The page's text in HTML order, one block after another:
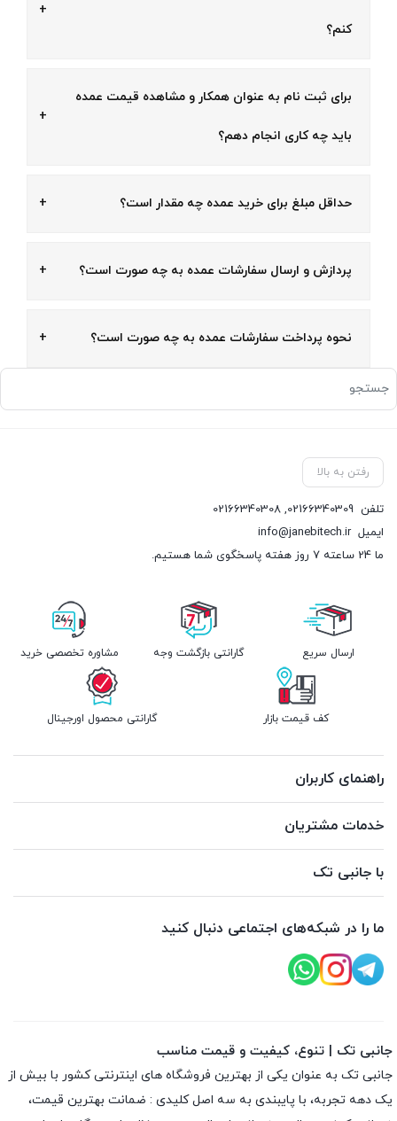
کنم؟
برای ثبت نام به عنوان همکار و مشاهده قیمت عمده
باید چه کاری انجام دهم؟
حداقل مبلغ برای خرید عمده چه مقدار است؟
پردازش و ارسال سفارشات عمده به چه صورت است؟
نحوه پرداخت سفارشات عمده به چه صورت است؟
رفتن به بالا
تلفن 02166340309
,
02166340308
ایمیلinfo@janebitech.ir
ما 24 ساعته 7 روز هفته پاسخگوی شما هستیم.
ارسال سریع گارانتی بازگشت وجه مشاوره تخصصی خرید
کف قیمت بازار گارانتی محصول اورجینال
راهنمای کاربران
خدمات مشتریان
با جانبی تک
ما را در شبکه‌های اجتماعی دنبال کنید
جانبی تک | تنوع، کیفیت و قیمت مناسب
جانبی تک به عنوان یکی از بهترین فروشگاه های اینترنتی کشور با بیش از
یک دهه تجربه، با پایبندی به سه اصل کلیدی : ضمانت بهترین قیمت،